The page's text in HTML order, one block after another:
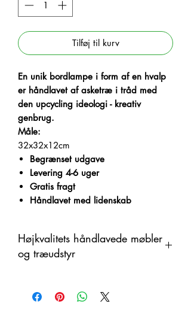
Tilføj til kurv
En unik bordlampe i form af en hvalp
er håndlavet af asketræ i tråd med
den upcycling ideologi - kreativ
genbrug.
Måle:
32x32x12cm
Begrænset udgave
Levering 4-6 uger
Gratis fragt
Håndlavet med lidenskab
Højkvalitets håndlavede møbler
og træudstyr
et organisk materiale med
farveændringer. Derfor kan der være